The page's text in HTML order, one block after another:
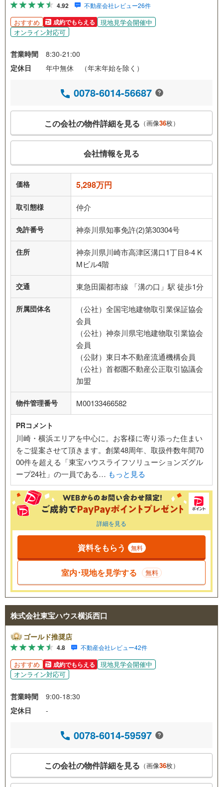
4.92 不動産会社レビュー26件
おすすめ 成約でもらえる
現地見学会開催中
オンライン対応可
営業時間
8:30-21:00
定休日
年中無休 （年末年始を除く）
0078-6014-56687
この会社の物件詳細を見る （画像36枚）
会社情報を見る
価格 5,298万円
取引態様 仲介
免許番号 神奈川県知事免許(2)第30304号
住所
神奈川県川崎市高津区溝口1丁目8-4 K
Mビル4階
交通 東急田園都市線 「溝の口」駅 徒歩1分
所属団体名
（公社）全国宅地建物取引業保証協会
会員
（公社）神奈川県宅地建物取引業協会
会員
（公財）東日本不動産流通機構会員
（公社）首都圏不動産公正取引協議会
加盟
物件管理番号 M00133466582
PRコメント
川崎・横浜エリアを中心に。お客様に寄り添った住まい
をご提案させて頂きます。創業48周年、取扱件数年間70
00件を超える「東宝ハウスライフソリューションズグル
ープ24社」の一員である… もっと見る
詳細を見る
資料をもらう 無料
室内･現地を見学する 無料
株式会社東宝ハウス横浜西口
ゴールド推奨店
4.8 不動産会社レビュー42件
おすすめ 成約でもらえる
現地見学会開催中
オンライン対応可
営業時間
9:00-18:30
定休日
-
0078-6014-59597
この会社の物件詳細を見る （画像36枚）